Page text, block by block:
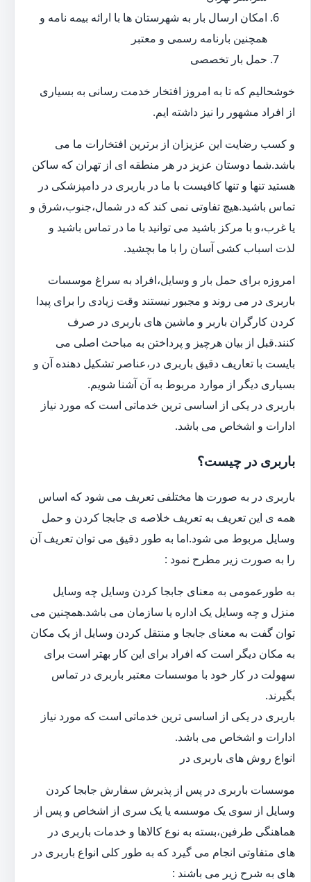
امکان ارسال بار به شهرستان ها با ارائه بیمه نامه و
همچنین بارنامه رسمی و معتبر
حمل بار تخصصی
خوشحالیم که تا به امروز افتخار خدمت رسانی به بسیاری
از افراد مشهور را نیز داشته ایم.
و کسب رضایت این عزیزان از برترین افتخارات ما می
باشد.شما دوستان عزیز در هر منطقه ای از تهران که ساکن
هستید تنها و تنها کافیست با ما در باربری در دامپزشکی در
تماس باشید.هیچ تفاوتی نمی کند که در شمال،جنوب،شرق و
یا غرب،و با مرکز باشید می توانید با ما در تماس باشید و
لذت اسباب کشی آسان را با ما بچشید.
امروزه برای حمل بار و وسایل،افراد به سراغ موسسات
باربری در می روند و مجبور نیستند وقت زیادی را برای پیدا
کردن کارگران باربر و ماشین های باربری در صرف
کنند.قبل از بیان هرچیز و پرداختن به مباحث اصلی می
بایست با تعاریف دقیق باربری در،عناصر تشکیل دهنده آن و
بسیاری دیگر از موارد مربوط به آن آشنا شویم.
باربری در یکی از اساسی ترین خدماتی است که مورد نیاز
ادارات و اشخاص می باشد.
باربری در چیست؟
باربری در به صورت ها مختلفی تعریف می شود که اساس
همه ی این تعریف به تعریف خلاصه ی جابجا کردن و حمل
وسایل مربوط می شود.اما به طور دقیق می توان تعریف آن
را به صورت زیر مطرح نمود :
به طورعمومی به معنای جابجا کردن وسایل چه وسایل
منزل و چه وسایل یک اداره یا سازمان می باشد.همچنین می
توان گفت به معنای جابجا و منتقل کردن وسایل از یک مکان
به مکان دیگر است که افراد برای این کار بهتر است برای
سهولت در کار خود با موسسات معتبر باربری در تماس
بگیرند.
باربری در یکی از اساسی ترین خدماتی است که مورد نیاز
ادارات و اشخاص می باشد.
انواع روش های باربری در
موسسات باربری در پس از پذیرش سفارش جابجا کردن
وسایل از سوی یک موسسه یا یک سری از اشخاص و پس از
هماهنگی طرفین،بسته به نوع کالاها و خدمات باربری در
های متفاوتی انجام می گیرد که به طور کلی انواع باربری در
های به شرح زیر می باشند :